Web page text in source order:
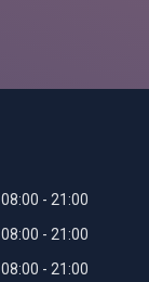
08:00
21:00
08:00
21:00
08:00
21:00